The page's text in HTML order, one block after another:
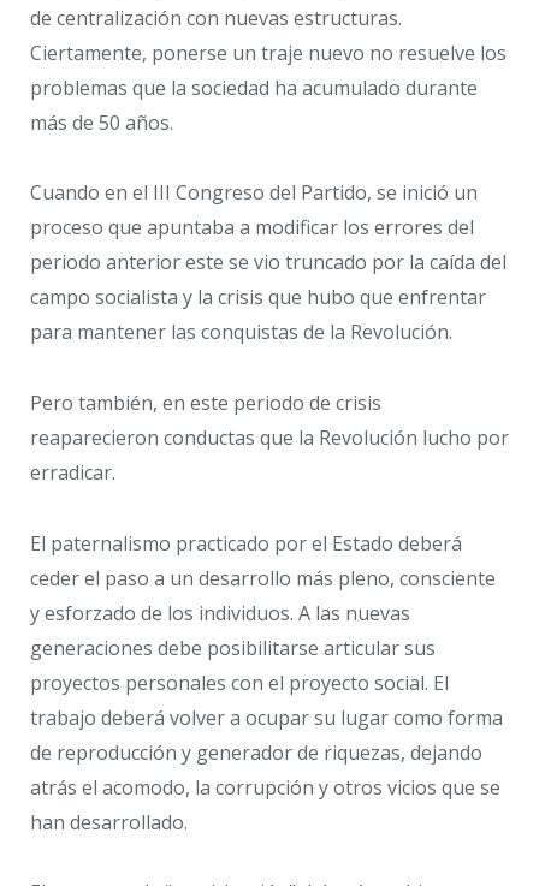
de centralización con nuevas estructuras.
Ciertamente, ponerse un traje nuevo no resuelve los
problemas que la sociedad ha acumulado durante
más de 50 años.
Cuando en el III Congreso del Partido, se inició un
proceso que apuntaba a modificar los errores del
periodo anterior este se vio truncado por la caída del
campo socialista y la crisis que hubo que enfrentar
para mantener las conquistas de la Revolución.
Pero también, en este periodo de crisis
reaparecieron conductas que la Revolución lucho por
erradicar.
El paternalismo practicado por el Estado deberá
ceder el paso a un desarrollo más pleno, consciente
y esforzado de los individuos. A las nuevas
generaciones debe posibilitarse articular sus
proyectos personales con el proyecto social. El
trabajo deberá volver a ocupar su lugar como forma
de reproducción y generador de riquezas, dejando
atrás el acomodo, la corrupción y otros vicios que se
han desarrollado.